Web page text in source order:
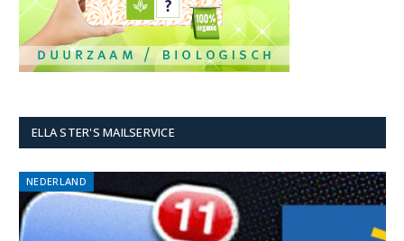
ELLA STER'S MAILSERVICE
NEDERLAND